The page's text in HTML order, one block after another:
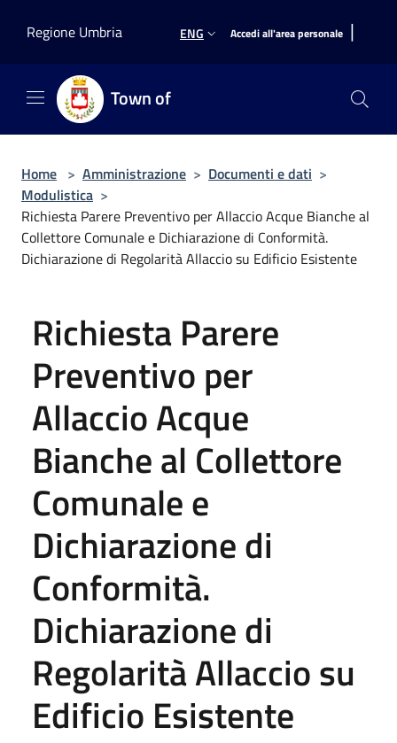
Regione Umbria
ENG Accedi all'area personale |
Town of
Home > Amministrazione > Documenti e dati >
Modulistica >
Richiesta Parere Preventivo per Allaccio Acque Bianche al
Collettore Comunale e Dichiarazione di Conformità.
Dichiarazione di Regolarità Allaccio su Edificio Esistente
Richiesta Parere
Preventivo per
Allaccio Acque
Bianche al Collettore
Comunale e
Dichiarazione di
Conformità.
Dichiarazione di
Regolarità Allaccio su
Edificio Esistente